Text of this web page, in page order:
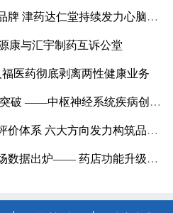
药达仁堂持续发力心脑健康赛道
康与汇宇制药互诉公堂
医药彻底剥离两性健康业务
经系统疾病创新疗法前沿进展与市场洞察
六大方向发力构筑品种竞争优势
药店功能升级，药企渠道能力如何跟上？